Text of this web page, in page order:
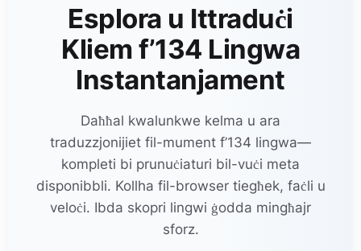
Esplora u Ittraduċi
Kliem f’134 Lingwa
Instantanjament
Daħħal kwalunkwe kelma u ara
traduzzjonijiet fil-mument f’134 lingwa—
kompleti bi prunuċiaturi bil-vuċi meta
disponibbli. Kollha fil-browser tiegħek, faċli u
veloċi. Ibda skopri lingwi ġodda mingħajr
sforz.